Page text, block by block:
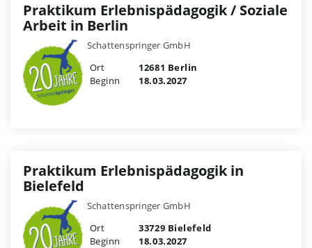
Praktikum Erlebnispädagogik / Soziale
Arbeit in Berlin
Schattenspringer GmbH
Ort
12681 Berlin
Beginn
18.03.2027
Praktikum Erlebnispädagogik in
Bielefeld
Schattenspringer GmbH
Ort
33729 Bielefeld
Beginn
18.03.2027